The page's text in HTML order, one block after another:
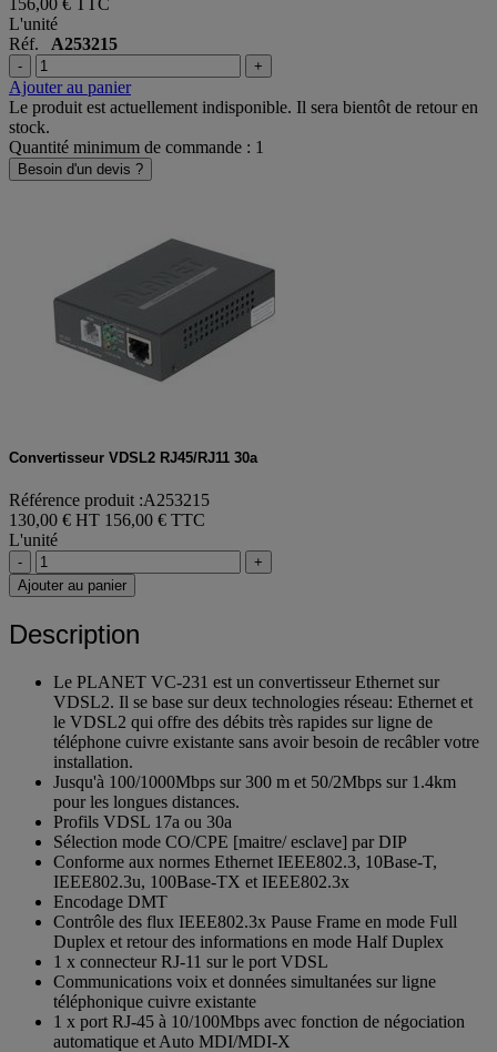
L'unité
Réf. A253215
- +
Ajouter au panier
Le produit est actuellement indisponible. Il sera bientôt de retour en
stock.
Quantité minimum de commande : 1
Besoin d'un devis ?
Convertisseur VDSL2 RJ45/RJ11 30a
Référence produit :A253215
130,00 € HT 156,00 € TTC
L'unité
-
+
Ajouter au panier
Description
Le PLANET VC-231 est un convertisseur Ethernet sur
VDSL2. Il se base sur deux technologies réseau: Ethernet et
le VDSL2 qui offre des débits très rapides sur ligne de
téléphone cuivre existante sans avoir besoin de recâbler votre
installation.
Jusqu'à 100/1000Mbps sur 300 m et 50/2Mbps sur 1.4km
pour les longues distances.
Profils VDSL 17a ou 30a
Sélection mode CO/CPE [maitre/ esclave] par DIP
Conforme aux normes Ethernet IEEE802.3, 10Base-T,
IEEE802.3u, 100Base-TX et IEEE802.3x
Encodage DMT
Contrôle des flux IEEE802.3x Pause Frame en mode Full
Duplex et retour des informations en mode Half Duplex
1 x connecteur RJ-11 sur le port VDSL
Communications voix et données simultanées sur ligne
téléphonique cuivre existante
1 x port RJ-45 à 10/100Mbps avec fonction de négociation
automatique et Auto MDI/MDI-X